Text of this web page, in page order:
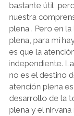
bastante útil,
nuestra
plena . Pero en
plena, para mí
es que la
independiente.
no es el destino
atención plena
desarrollo de la
plena y el